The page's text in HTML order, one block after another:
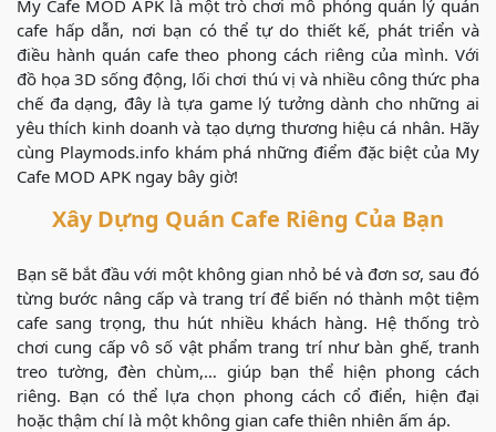
My Cafe MOD APK là một trò chơi mô phỏng quản lý quán
cafe hấp dẫn, nơi bạn có thể tự do thiết kế, phát triển và
điều hành quán cafe theo phong cách riêng của mình. Với
đồ họa 3D sống động, lối chơi thú vị và nhiều công thức pha
chế đa dạng, đây là tựa game lý tưởng dành cho những ai
yêu thích kinh doanh và tạo dựng thương hiệu cá nhân. Hãy
cùng Playmods.info khám phá những điểm đặc biệt của My
Cafe MOD APK ngay bây giờ!
Xây Dựng Quán Cafe Riêng Của Bạn
Bạn sẽ bắt đầu với một không gian nhỏ bé và đơn sơ, sau đó
từng bước nâng cấp và trang trí để biến nó thành một tiệm
cafe sang trọng, thu hút nhiều khách hàng. Hệ thống trò
chơi cung cấp vô số vật phẩm trang trí như bàn ghế, tranh
treo tường, đèn chùm,… giúp bạn thể hiện phong cách
riêng. Bạn có thể lựa chọn phong cách cổ điển, hiện đại
hoặc thậm chí là một không gian cafe thiên nhiên ấm áp.